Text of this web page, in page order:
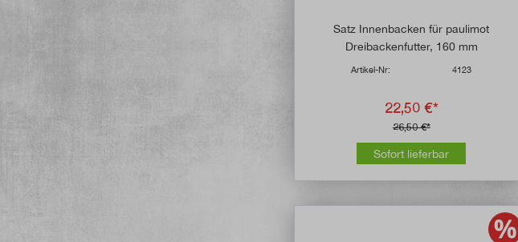
Satz Innenbacken für paulimot
Dreibackenfutter, 160 mm
Artikel-Nr: 4123
22,50 €*
26,50 €*
Sofort lieferbar